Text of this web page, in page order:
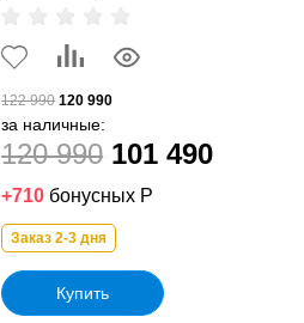
122 990 120 990
за наличные:
120 990 101 490
+710 бонусных Р
Заказ 2-3 дня
Купить